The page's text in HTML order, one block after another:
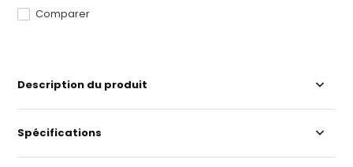
Comparer
Description du produit
Spécifications